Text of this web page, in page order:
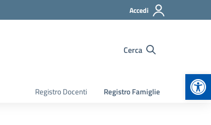
Accedi
Cerca
Registro Docenti Registro Famiglie